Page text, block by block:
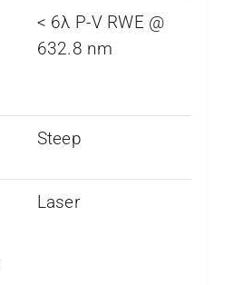
< 6λ P-V RWE @
632.8 nm
Steep
Laser